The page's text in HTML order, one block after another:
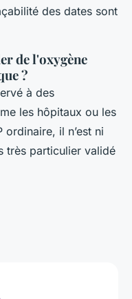
des dates sont
de l'oxygène
?
à des
les hôpitaux ou les
ordinaire, il n’est ni
très particulier validé